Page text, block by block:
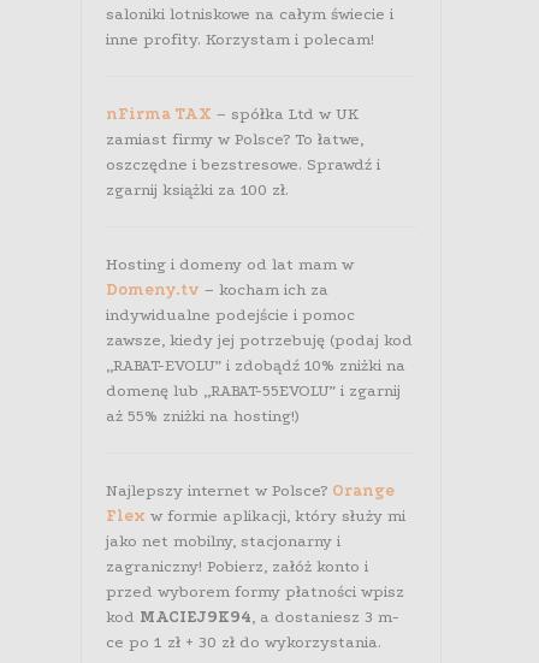
saloniki lotniskowe na całym świecie i
inne profity. Korzystam i polecam!
nFirma TAX – spółka Ltd w UK
zamiast firmy w Polsce? To łatwe,
oszczędne i bezstresowe. Sprawdź i
zgarnij książki za 100 zł.
Hosting i domeny od lat mam w
Domeny.tv – kocham ich za
indywidualne podejście i pomoc
zawsze, kiedy jej potrzebuję (podaj kod
„RABAT-EVOLU” i zdobądź 10% zniżki na
domenę lub „RABAT-55EVOLU” i zgarnij
aż 55% zniżki na hosting!)
Najlepszy internet w Polsce? Orange
Flex w formie aplikacji, który służy mi
jako net mobilny, stacjonarny i
zagraniczny! Pobierz, załóż konto i
przed wyborem formy płatności wpisz
kod MACIEJ9K94, a dostaniesz 3 m-
ce po 1 zł + 30 zł do wykorzystania.